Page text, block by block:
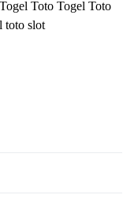
Toto Togel Toto
toto slot